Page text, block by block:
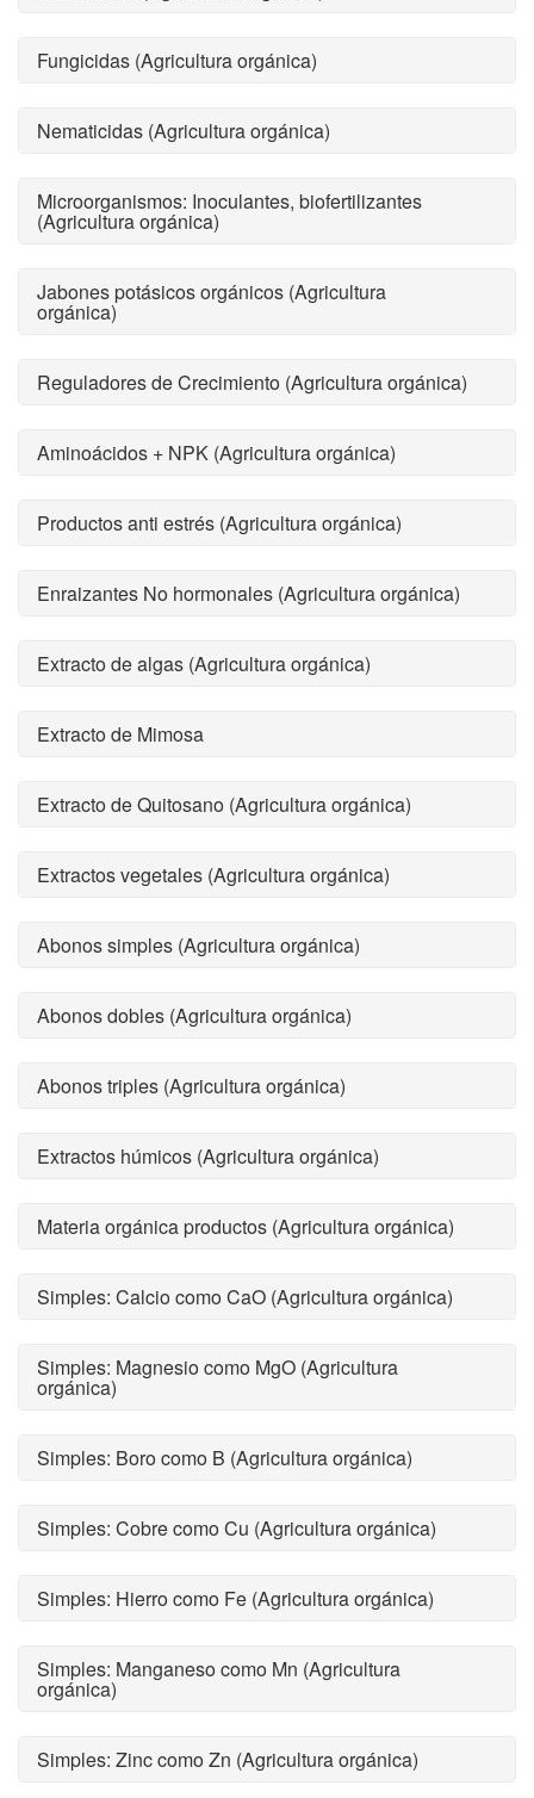
Fungicidas (Agricultura orgánica)
Nematicidas (Agricultura orgánica)
Microorganismos: Inoculantes, biofertilizantes
(Agricultura orgánica)
Jabones potásicos orgánicos (Agricultura
orgánica)
Reguladores de Crecimiento (Agricultura orgánica)
Aminoácidos + NPK (Agricultura orgánica)
Productos anti estrés (Agricultura orgánica)
Enraizantes No hormonales (Agricultura orgánica)
Extracto de algas (Agricultura orgánica)
Extracto de Mimosa
Extracto de Quitosano (Agricultura orgánica)
Extractos vegetales (Agricultura orgánica)
Abonos simples (Agricultura orgánica)
Abonos dobles (Agricultura orgánica)
Abonos triples (Agricultura orgánica)
Extractos húmicos (Agricultura orgánica)
Materia orgánica productos (Agricultura orgánica)
Simples: Calcio como CaO (Agricultura orgánica)
Simples: Magnesio como MgO (Agricultura
orgánica)
Simples: Boro como B (Agricultura orgánica)
Simples: Cobre como Cu (Agricultura orgánica)
Simples: Hierro como Fe (Agricultura orgánica)
Simples: Manganeso como Mn (Agricultura
orgánica)
Simples: Zinc como Zn (Agricultura orgánica)